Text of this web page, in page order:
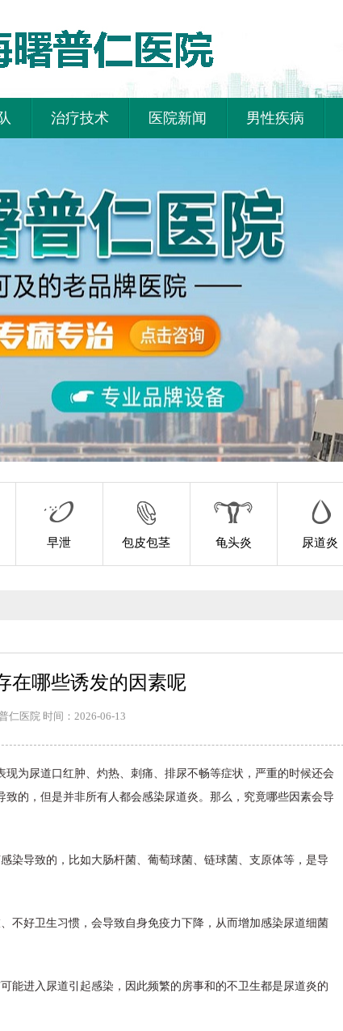
治疗技术 医院新闻 男性疾病
早泄 包皮包茎 龟头炎 尿道炎
在哪些诱发的因素呢
仁医院 时间：2026-06-13
为尿道口红肿、灼热、刺痛、排尿不畅等症状，严重的时候还会
的，但是并非所有人都会感染尿道炎。那么，究竟哪些因素会导
染导致的，比如大肠杆菌、葡萄球菌、链球菌、支原体等，是导
不好卫生习惯，会导致自身免疫力下降，从而增加感染尿道细菌
能进入尿道引起感染，因此频繁的房事和的不卫生都是尿道炎的